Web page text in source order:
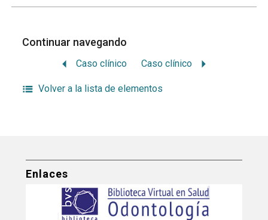
Continuar navegando
Caso clínico Caso clínico
Volver a la lista de elementos
Enlaces